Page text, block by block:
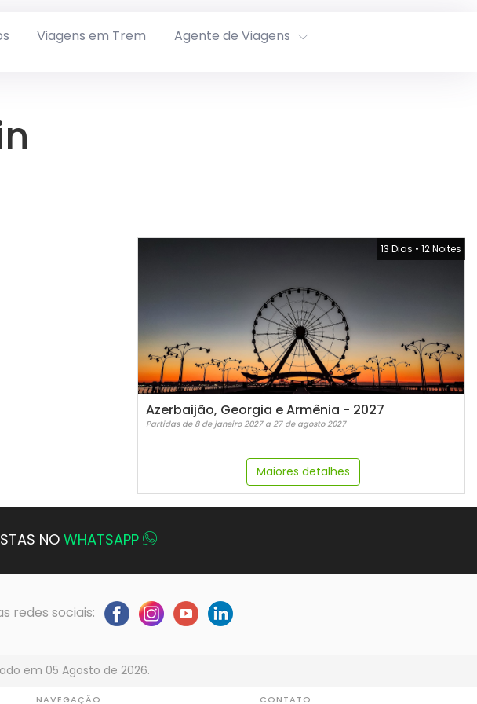
Viagens em Trem Agente de Viagens
13 Dias • 12 Noites
Azerbaijão, Georgia e Armênia - 2027
Partidas de 8 de janeiro 2027 a 27 de agosto 2027
Maiores detalhes
NO WHATSAPP
redes sociais:
em 05 Agosto de 2026.
NAVEGAÇÃO CONTATO